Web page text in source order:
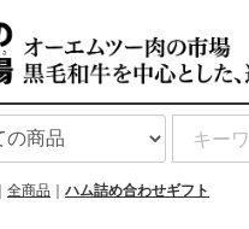
全商品 ハム詰め合わせギフト